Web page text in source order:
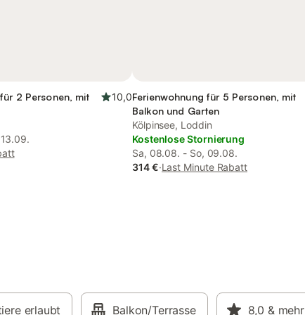
2 Personen, mit 10,0Ferienwohnung für 5 Personen, mit
Balkon und Garten
Kölpinsee, Loddin
Kostenlose Stornierung
Sa, 08.08. - So, 09.08.
314 €·Last Minute Rabatt
erlaubt Balkon/Terrasse 8,0 & mehr